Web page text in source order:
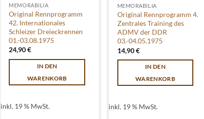
MEMORABILIA
Original Rennprogramm
42. Internationales
Schleizer Dreieckrennen
01.-03.08.1975
24,90€
IN DEN
WARENKORB
inkl. 19 % MwSt.
MEMORABILIA
Original Rennprogramm 4.
Zentrales Training des
ADMV der DDR
03.-04.05.1975
14,90€
IN DEN
WARENKORB
inkl. 19 % MwSt.